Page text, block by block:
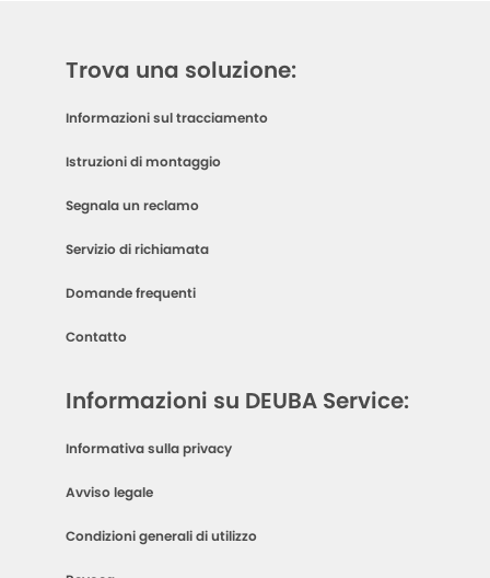
Trova una soluzione:
Informazioni sul tracciamento
Istruzioni di montaggio
Segnala un reclamo
Servizio di richiamata
Domande frequenti
Contatto
Informazioni su DEUBA Service:
Informativa sulla privacy
Avviso legale
Condizioni generali di utilizzo